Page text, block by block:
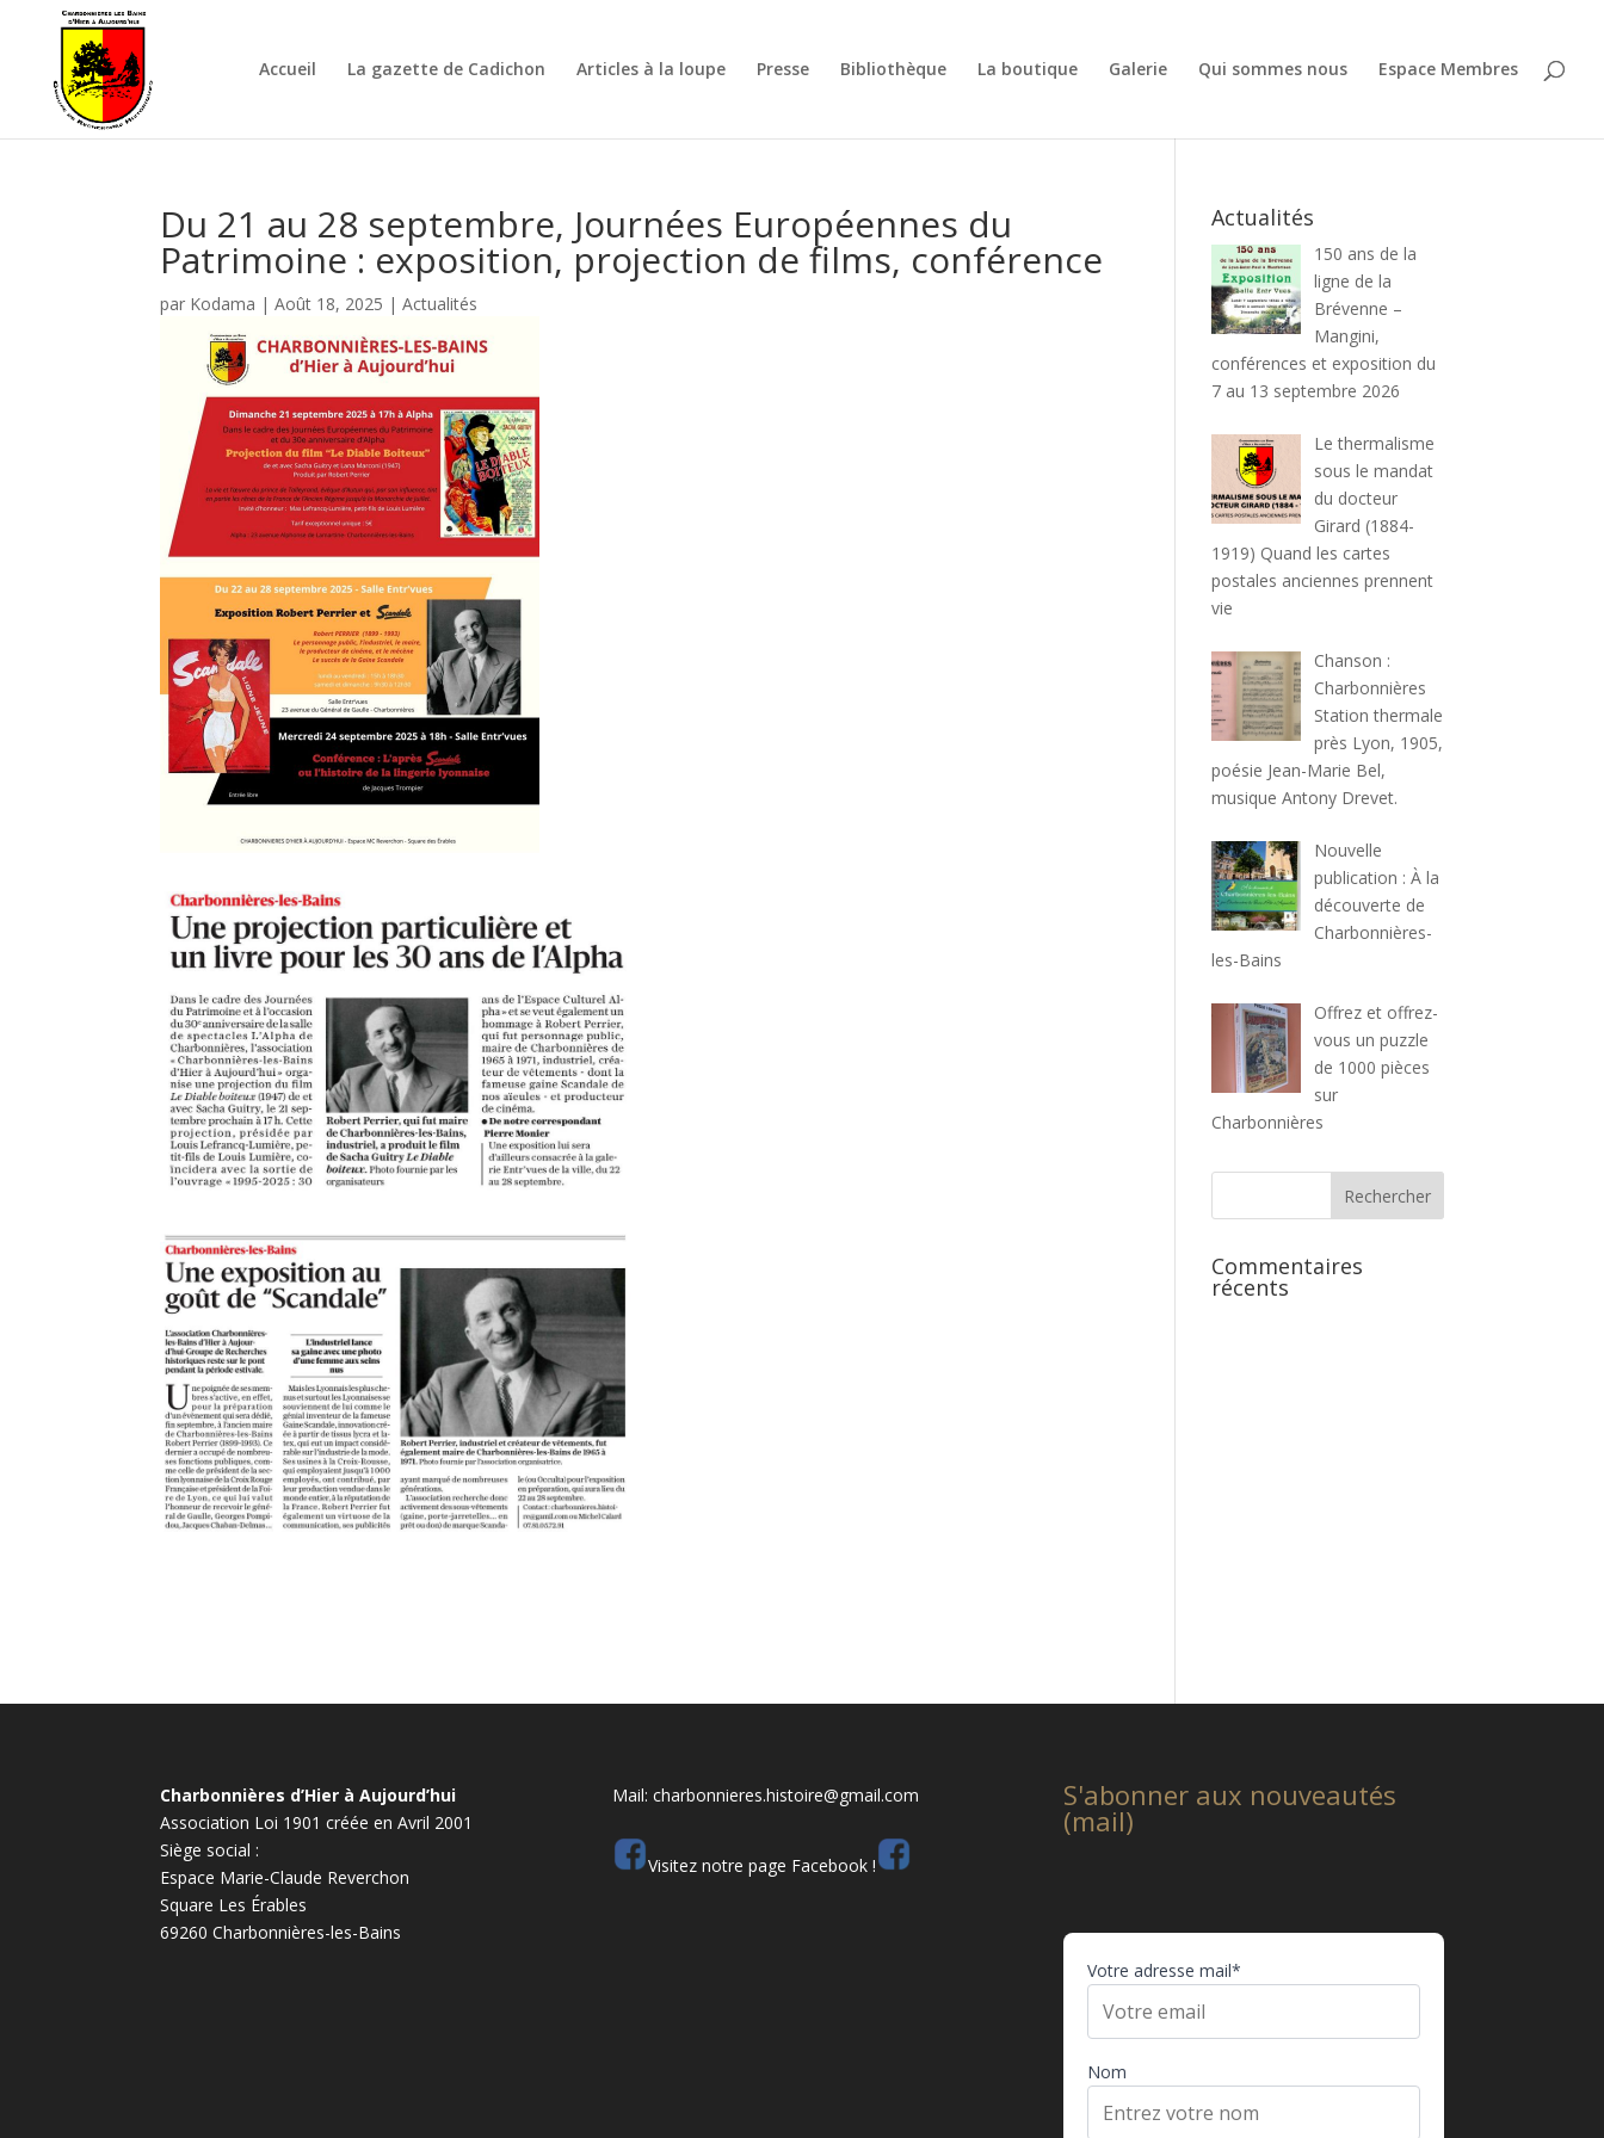
Accueil La gazette de Cadichon Articles à la loupe Presse Bibliothèque La boutique Galerie Qui sommes nous Espace Membres
Du 21 au 28 septembre, Journées Européennes du
Patrimoine : exposition, projection de films, conférence
par Kodama |Août 18, 2025 |Actualités
Actualités
150 ans de la
ligne de la
Brévenne –
Mangini,
conférences et exposition du
7 au 13 septembre 2026
Le thermalisme
sous le mandat
du docteur
Girard (1884-
1919) Quand les cartes
postales anciennes prennent
vie
Chanson :
Charbonnières
Station thermale
près Lyon, 1905,
poésie Jean-Marie Bel,
musique Antony Drevet.
Nouvelle
publication : À la
découverte de
Charbonnières-
les-Bains
Offrez et offrez-
vous un puzzle
de 1000 pièces
sur
Charbonnières
Commentaires
récents
Charbonnières d’Hier à Aujourd’hui
Association Loi 1901 créée en Avril 2001
Siège social :
Espace Marie-Claude Reverchon
Square Les Érables
69260 Charbonnières-les-Bains
Mail: charbonnieres.histoire@gmail.com
Visitez notre page Facebook !
S'abonner aux nouveautés
(mail)
Votre adresse mail*
Nom